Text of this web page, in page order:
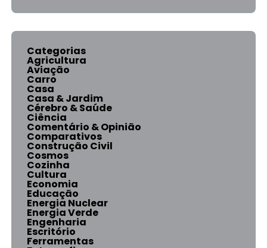
Categorias
Agricultura
Aviação
Carro
Casa
Casa & Jardim
Cérebro & Saúde
Ciência
Comentário & Opinião
Comparativos
Construção Civil
Cosmos
Cozinha
Cultura
Economia
Educação
Energia Nuclear
Energia Verde
Engenharia
Escritório
Ferramentas